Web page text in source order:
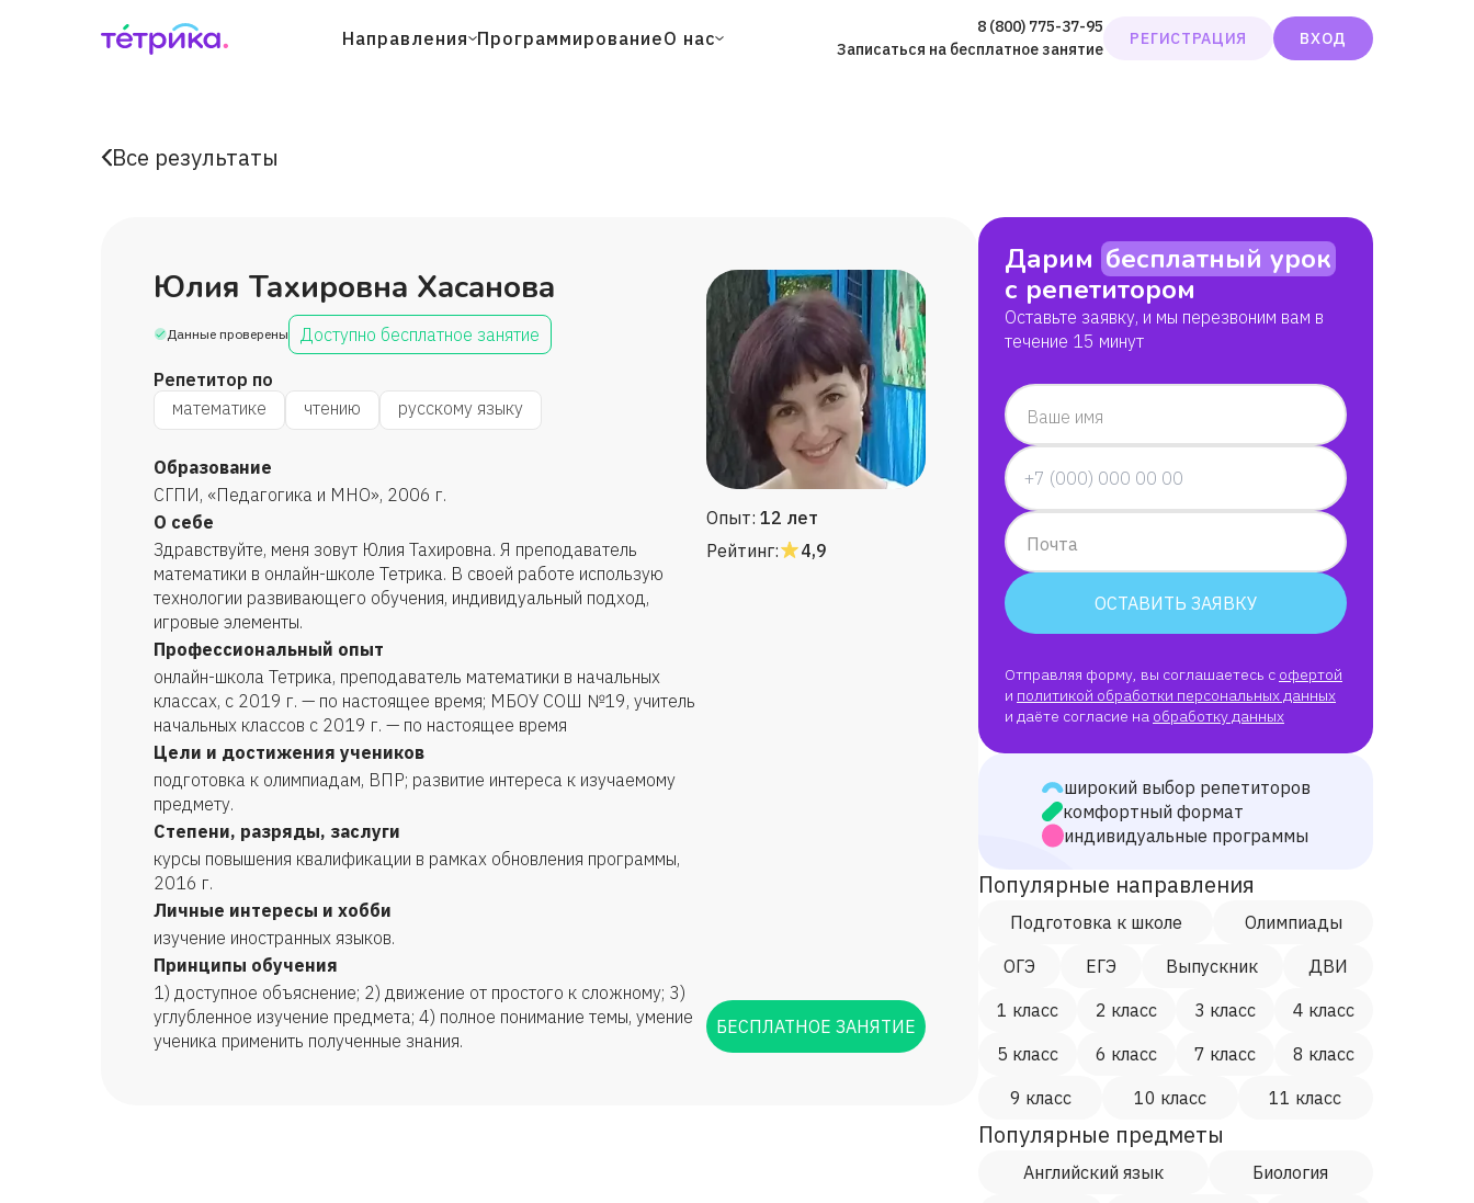
Направления ПрограммированиеО нас
8 (800) 775-37-95
Записаться на бесплатное занятие
РЕГИСТРАЦИЯ ВХОД
Все результаты
Юлия Тахировна Хасанова
Данные проверены Доступно бесплатное занятие
Репетитор по
математике
чтению русскому языку
Образование
СГПИ, «Педагогика и МНО», 2006 г.
О себе
Здравствуйте, меня зовут Юлия Тахировна. Я преподаватель
математики в онлайн-школе Тетрика. В своей работе использую
технологии развивающего обучения, индивидуальный подход,
игровые элементы.
Профессиональный опыт
онлайн-школа Тетрика, преподаватель математики в начальных
классах, с 2019 г. — по настоящее время; МБОУ СОШ №19, учитель
начальных классов с 2019 г. — по настоящее время
Цели и достижения учеников
подготовка к олимпиадам, ВПР; развитие интереса к изучаемому
предмету.
Степени, разряды, заслуги
курсы повышения квалификации в рамках обновления программы,
2016 г.
Личные интересы и хобби
изучение иностранных языков.
Принципы обучения
1) доступное объяснение; 2) движение от простого к сложному; 3)
углубленное изучение предмета; 4) полное понимание темы, умение
ученика применить полученные знания.
Опыт: 12 лет
Рейтинг:
4,9
БЕСПЛАТНОЕ ЗАНЯТИЕ
Дарим бесплатный урок
с репетитором
Оставьте заявку, и мы перезвоним вам в
течение 15 минут
Ваше имя
Почта
ОСТАВИТЬ ЗАЯВКУ
Отправляя форму, вы соглашаетесь с офертой
и политикой обработки персональных данных
и даёте согласие на обработку данных
широкий выбор репетиторов
комфортный формат
индивидуальные программы
Популярные направления
Подготовка к школе
Олимпиады
ОГЭ
ЕГЭ Выпускник
ДВИ
1 класс
2 класс 3 класс
4 класс
5 класс
6 класс 7 класс
8 класс
9 класс
10 класс 11 класс
Популярные предметы
Английский язык
Биология